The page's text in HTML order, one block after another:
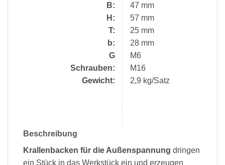
B:
H:
T:
b:
G
Schrauben:
Gewicht:
47 mm
57 mm
25 mm
28 mm
M6
M16
2,9 kg/Satz
Beschreibung
Krallenbacken für die Außenspannung dringen
ein Stück in das Werkstück ein und erzeugen